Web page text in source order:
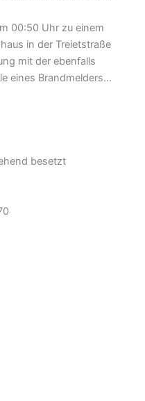
00:50 Uhr zu einem
in der Treietstraße
mit der ebenfalls
eines Brandmelders…
besetzt